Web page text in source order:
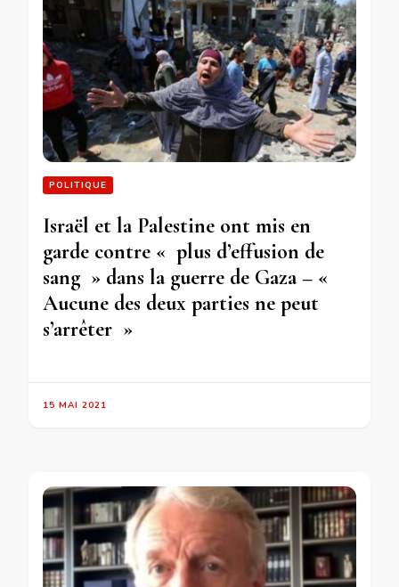
POLITIQUE
Israël et la Palestine ont mis en
garde contre « plus d’effusion de
sang » dans la guerre de Gaza – «
Aucune des deux parties ne peut
s’arrêter »
15 MAI 2021